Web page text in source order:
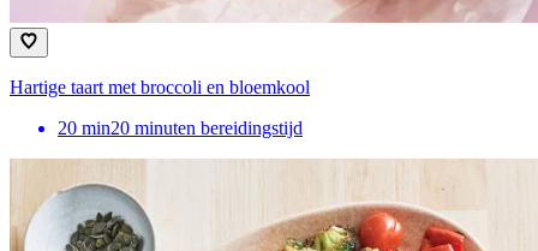
Hartige taart met broccoli en bloemkool
20 min20 minuten bereidingstijd